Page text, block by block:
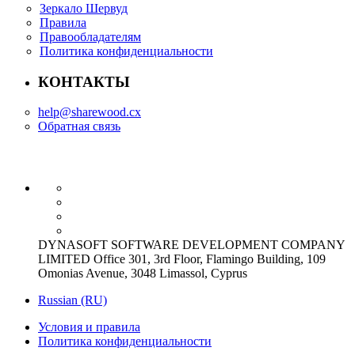
Зеркало Шервуд
Правила
Правообладателям
Политика конфиденциальности
КОНТАКТЫ
help@sharewood.cx
Обратная связь
DYNASOFT SOFTWARE DEVELOPMENT COMPANY
LIMITED Office 301, 3rd Floor, Flamingo Building, 109
Omonias Avenue, 3048 Limassol, Cyprus
Russian (RU)
Условия и правила
Политика конфиденциальности